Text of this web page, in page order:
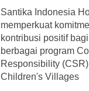
Santika Indonesia
memperkuat
kontribusi positif
berbagai program
Responsibility
Children's Villages